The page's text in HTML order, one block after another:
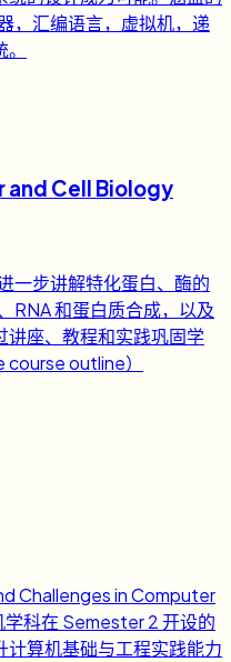
，汇编语言，虚拟机，递
and Cell Biology
一步讲解特化蛋白、酶的
RNA 和蛋白质合成，以及
讲座、教程和实践巩固学
outline）
Challenges in Computer
科在 Semester 2 开设的
算机基础与工程实践能力